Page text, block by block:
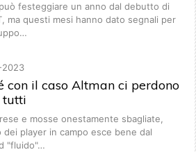
festeggiare un anno dal debutto di
ma questi mesi hanno dato segnali per
2023
con il caso Altman ci perdono
tutti
e mosse onestamente sbagliate,
dei player in campo esce bene dal
"fluido"…